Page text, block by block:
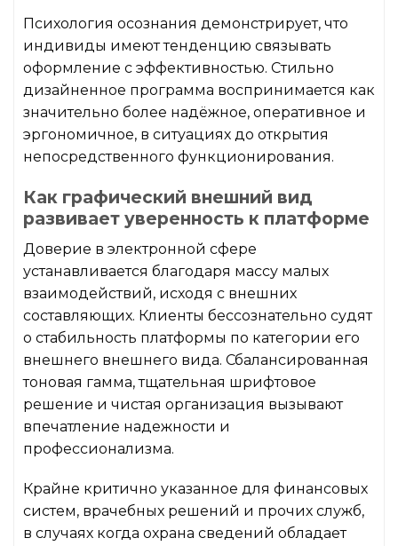
Психология осознания демонстрирует, что
индивиды имеют тенденцию связывать
оформление с эффективностью. Стильно
дизайненное программа воспринимается как
значительно более надёжное, оперативное и
эргономичное, в ситуациях до открытия
непосредственного функционирования.
Как графический внешний вид
развивает уверенность к платформе
Доверие в электронной сфере
устанавливается благодаря массу малых
взаимодействий, исходя с внешних
составляющих. Клиенты бессознательно судят
о стабильность платформы по категории его
внешнего внешнего вида. Сбалансированная
тоновая гамма, тщательная шрифтовое
решение и чистая организация вызывают
впечатление надежности и
профессионализма.
Крайне критично указанное для финансовых
систем, врачебных решений и прочих служб,
в случаях когда охрана сведений обладает